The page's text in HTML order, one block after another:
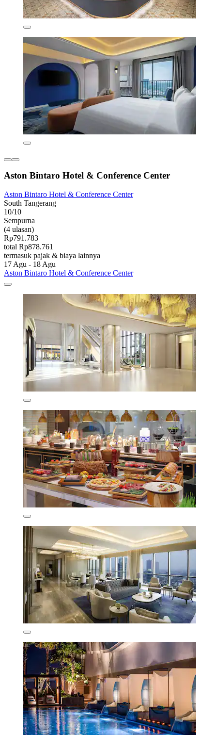
Aston Bintaro Hotel & Conference Center
Aston Bintaro Hotel & Conference Center
South Tangerang
10/10
Sempurna
(4 ulasan)
Rp791.783
total Rp878.761
termasuk pajak & biaya lainnya
17 Agu - 18 Agu
Aston Bintaro Hotel & Conference Center